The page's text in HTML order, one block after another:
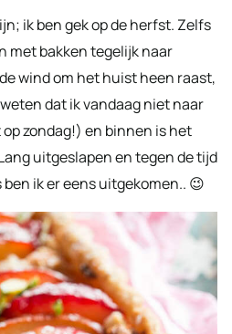
ik ben gek op de herfst. Zelfs
met bakken tegelijk naar
wind om het huist heen raast,
dat ik vandaag niet naar
zondag!) en binnen is het
uitgeslapen en tegen de tijd
ik er eens uitgekomen.. 😉